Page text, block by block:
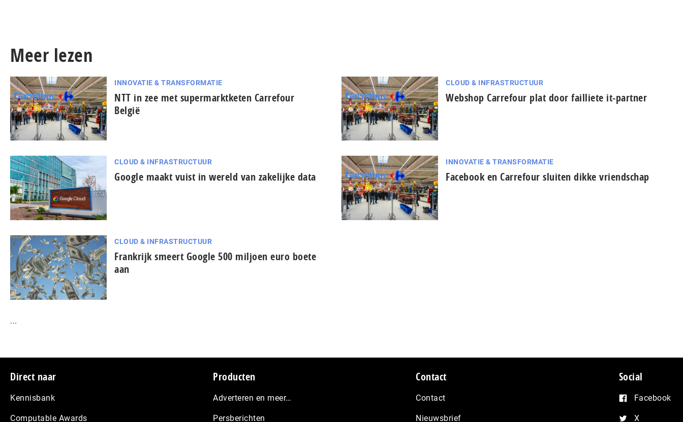
Meer lezen
INNOVATIE & TRANSFORMATIE
NTT in zee met supermarktketen Carrefour
België
CLOUD & INFRASTRUCTUUR
Webshop Carrefour plat door failliete it-partner
CLOUD & INFRASTRUCTUUR
Google maakt vuist in wereld van zakelijke data
INNOVATIE & TRANSFORMATIE
Facebook en Carrefour sluiten dikke vriendschap
CLOUD & INFRASTRUCTUUR
Frankrijk smeert Google 500 miljoen euro boete
aan
...
Footer
Direct naar
Kennisbank
Computable Awards
Producten
Adverteren en meer…
Persberichten
Contact
Contact
Nieuwsbrief
Social
Facebook
X